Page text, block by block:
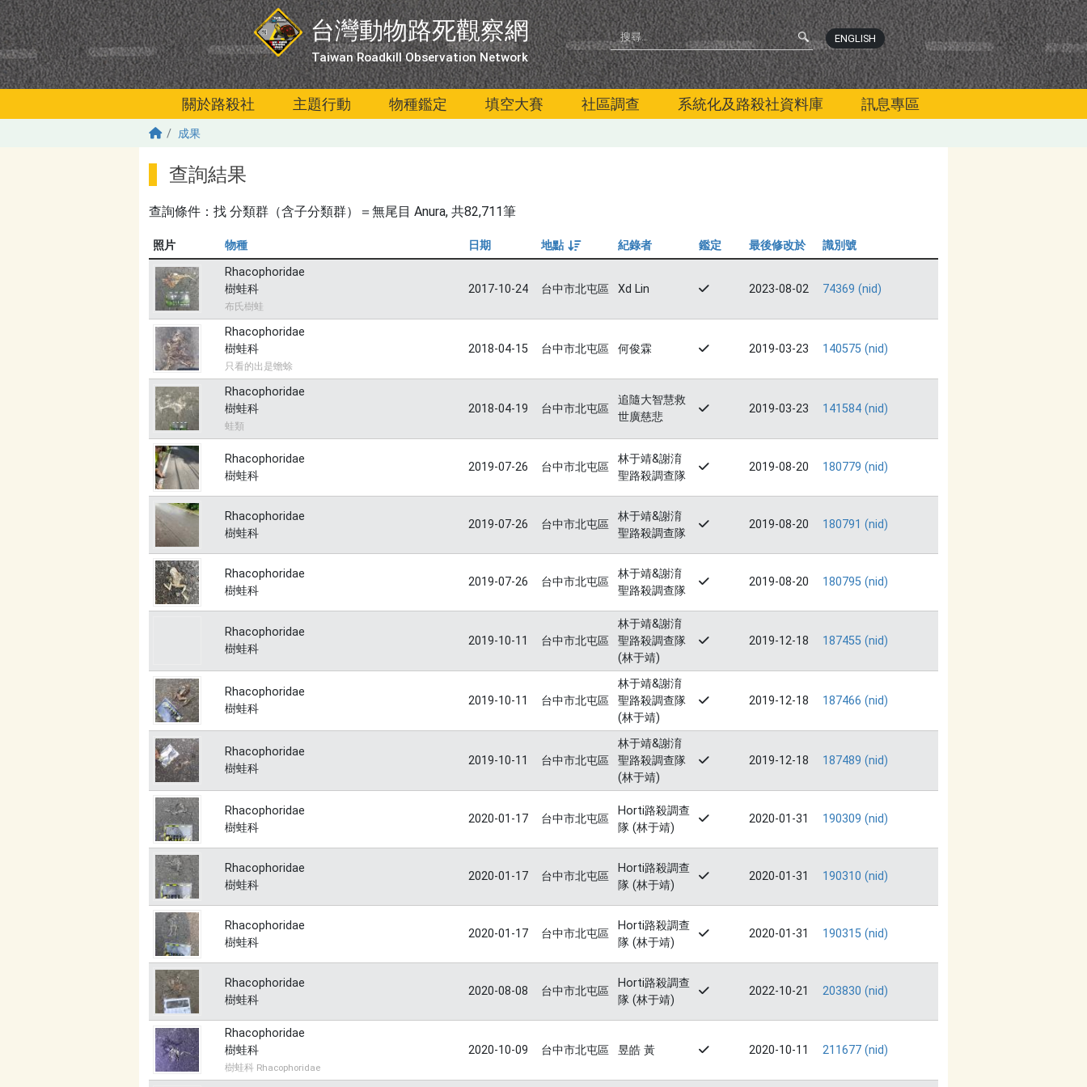
移至主內容
台灣動物路死觀察網
Taiwan Roadkill Observation Network
ENGLISH
關於路殺社 主題行動 物種鑑定 填空大賽 社區調查 系統化及路殺社資料庫 訊息專區
成果
查詢結果
查詢條件：找 分類群（含子分類群）＝無尾目 Anura, 共82,711筆
照片 物種 日期
地點
由大到小
紀錄者 鑑定 最後修改於
識別號
Rhacophoridae
樹蛙科
布氏樹蛙
2017-10-24 台中市北屯區 Xd Lin 2023-08-02 74369 (nid)
Rhacophoridae
樹蛙科
只看的出是蟾蜍
2018-04-15 台中市北屯區 何俊霖 2019-03-23 140575 (nid)
Rhacophoridae
樹蛙科
蛙類
2018-04-19 台中市北屯區
追隨大智慧救
世廣慈悲
2019-03-23 141584 (nid)
Rhacophoridae
樹蛙科
2019-07-26 台中市北屯區
林于靖&謝淯
聖路殺調查隊
2019-08-20 180779 (nid)
Rhacophoridae
樹蛙科
2019-07-26 台中市北屯區
林于靖&謝淯
聖路殺調查隊
2019-08-20 180791 (nid)
Rhacophoridae
樹蛙科
2019-07-26 台中市北屯區
林于靖&謝淯
聖路殺調查隊
2019-08-20 180795 (nid)
Rhacophoridae
樹蛙科
2019-10-11 台中市北屯區
林于靖&謝淯
聖路殺調查隊
(林于靖)
2019-12-18 187455 (nid)
Rhacophoridae
樹蛙科
2019-10-11 台中市北屯區
林于靖&謝淯
聖路殺調查隊
(林于靖)
2019-12-18 187466 (nid)
Rhacophoridae
樹蛙科
2019-10-11 台中市北屯區
林于靖&謝淯
聖路殺調查隊
(林于靖)
2019-12-18 187489 (nid)
Rhacophoridae
樹蛙科
2020-01-17 台中市北屯區
Horti路殺調查
隊 (林于靖)
2020-01-31 190309 (nid)
Rhacophoridae
樹蛙科
2020-01-17 台中市北屯區
Horti路殺調查
隊 (林于靖)
2020-01-31 190310 (nid)
Rhacophoridae
樹蛙科
2020-01-17 台中市北屯區
Horti路殺調查
隊 (林于靖)
2020-01-31 190315 (nid)
Rhacophoridae
樹蛙科
2020-08-08 台中市北屯區
Horti路殺調查
隊 (林于靖)
2022-10-21 203830 (nid)
Rhacophoridae
樹蛙科
樹蛙科 Rhacophoridae
2020-10-09 台中市北屯區 昱皓 黃 2020-10-11 211677 (nid)